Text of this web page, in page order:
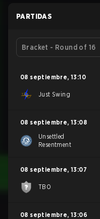
PARTIDAS
Bracket - Round of 16
08 septiembre, 13:10
Just Swing
08 septiembre, 13:08
Unsettled
Resentment
08 septiembre, 13:07
TBO
08 septiembre, 13:06